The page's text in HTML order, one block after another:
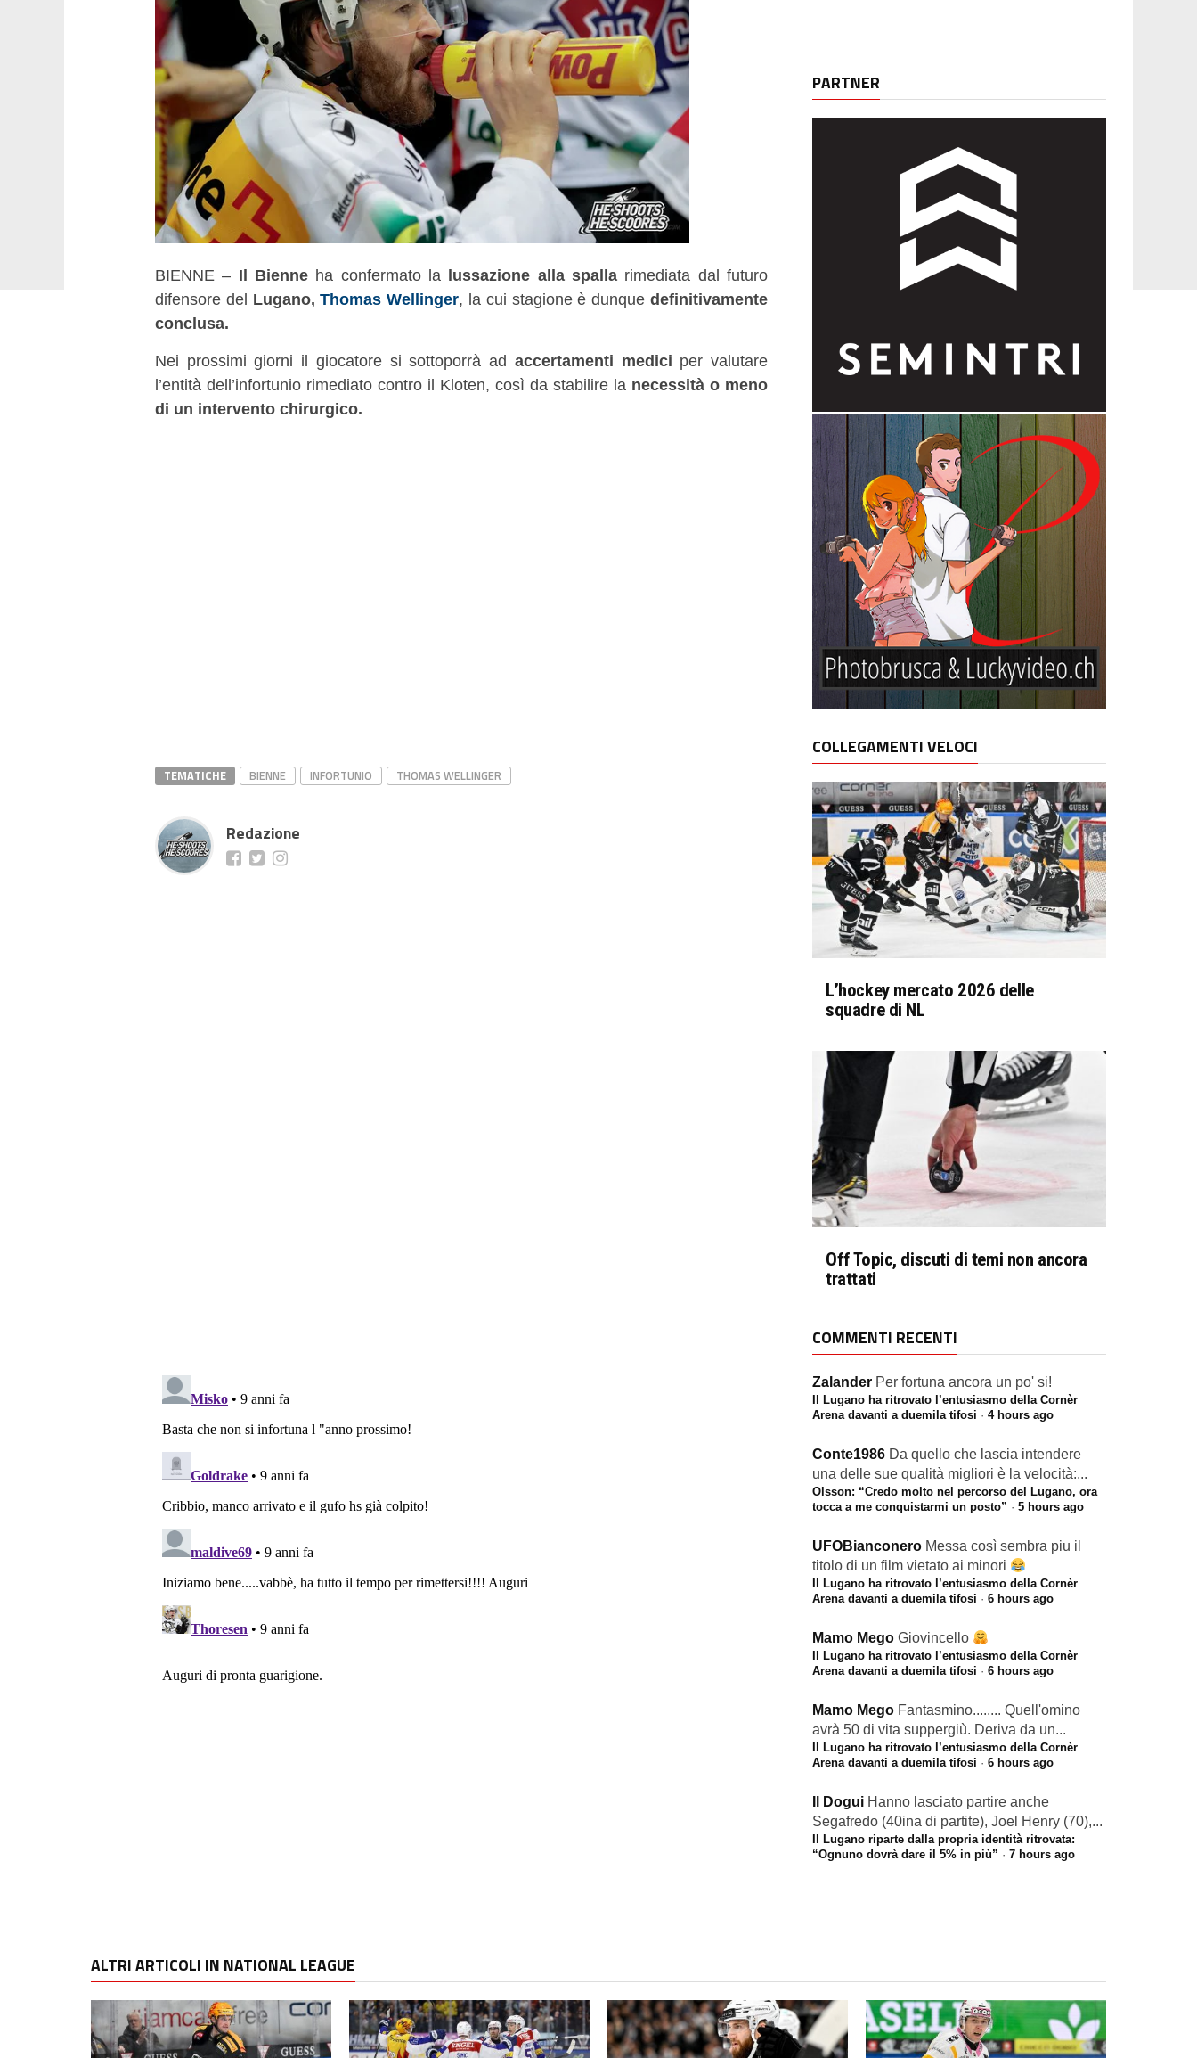
BIENNE – Il Bienne ha confermato la lussazione alla spalla rimediata dal futuro
difensore del Lugano,Thomas Wellinger, la cui stagione è dunquedefinitivamente
conclusa.
Nei prossimi giorni il giocatore si sottoporrà ad accertamenti medici per valutare
l’entità dell’infortunio rimediato contro il Kloten, così da stabilire la necessità o meno
di un intervento chirurgico.
TEMATICHE BIENNE INFORTUNIO THOMAS WELLINGER
Redazione
PARTNER
COLLEGAMENTI VELOCI
L’hockey mercato 2026 delle
squadre di NL
Off Topic, discuti di temi non ancora
trattati
COMMENTI RECENTI
Zalander Per fortuna ancora un po' si!
Il Lugano ha ritrovato l’entusiasmo della Cornèr
Arena davanti a duemila tifosi · 4 hours ago
Conte1986 Da quello che lascia intendere
una delle sue qualità migliori è la velocità:...
Olsson: “Credo molto nel percorso del Lugano, ora
tocca a me conquistarmi un posto” · 5 hours ago
UFOBianconero Messa così sembra piu il
titolo di un film vietato ai minori
Il Lugano ha ritrovato l’entusiasmo della Cornèr
Arena davanti a duemila tifosi · 6 hours ago
Mamo Mego Giovincello
Il Lugano ha ritrovato l’entusiasmo della Cornèr
Arena davanti a duemila tifosi · 6 hours ago
Mamo Mego Fantasmino........ Quell'omino
avrà 50 di vita suppergiù. Deriva da un...
Il Lugano ha ritrovato l’entusiasmo della Cornèr
Arena davanti a duemila tifosi · 6 hours ago
Il Dogui Hanno lasciato partire anche
Segafredo (40ina di partite), Joel Henry (70),...
Il Lugano riparte dalla propria identità ritrovata:
“Ognuno dovrà dare il 5% in più” · 7 hours ago
ALTRI ARTICOLI IN NATIONAL LEAGUE